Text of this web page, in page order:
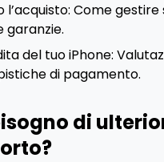
l’acquisto: Come gestire
garanzie.
del tuo iPhone:
di pagamento.
di